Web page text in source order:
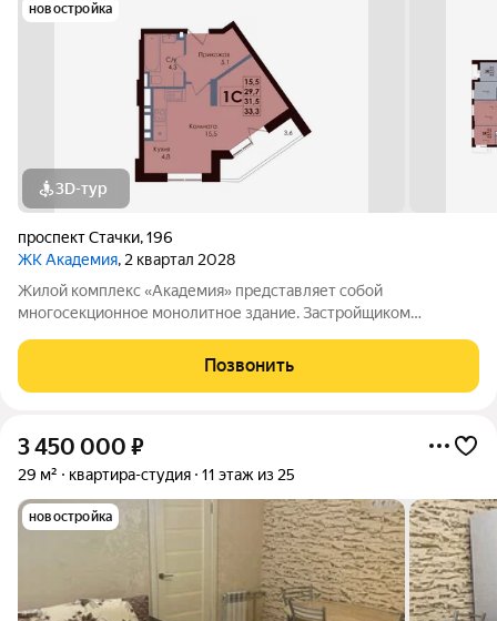
новостройка
3D-тур
проспект Стачки,196
ЖК Академия, 2 квартал 2028
Жилой комплекс «Академия» представляет собой
многосекционное монолитное здание. Застройщиком
не осуществляется. Благоустройство прилегающей
территории включает в себя организацию детских игровых
Позвонить
3 450 000 ₽
29 м² квартира-студия 11 этаж из 25
новостройка